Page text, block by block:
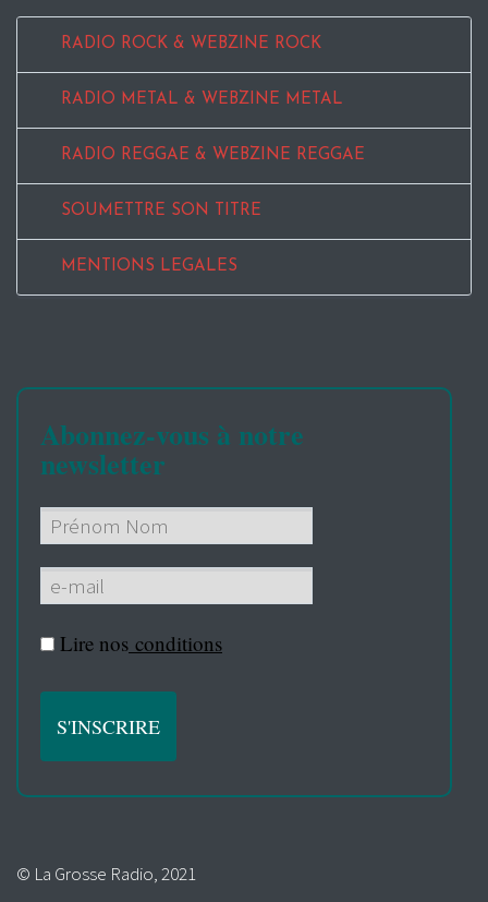
RADIO ROCK & WEBZINE ROCK
RADIO METAL & WEBZINE METAL
RADIO REGGAE & WEBZINE REGGAE
SOUMETTRE SON TITRE
MENTIONS LEGALES
Abonnez-vous à notre
newsletter
Lire nos conditions
© La Grosse Radio, 2021